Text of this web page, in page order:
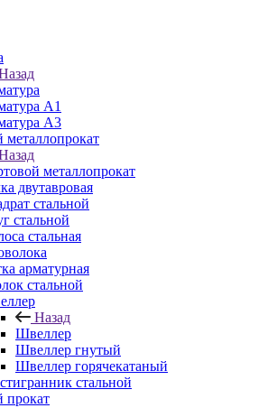
A1
А3
металлопрокат
металлопрокат
двутавровая
стальной
стальной
стальная
арматурная
стальной
Назад
Швеллер
Швеллер гнутый
Швеллер горячекатаный
стальной
прокат